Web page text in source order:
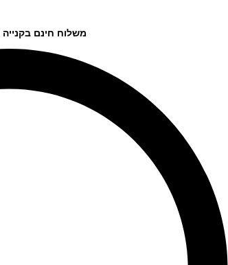
משלוח חינם בקנייה מעל